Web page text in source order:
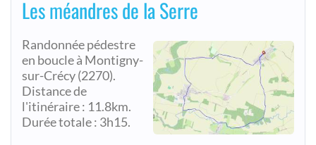
Les méandres de la Serre
Randonnée pédestre
en boucle à Montigny-
sur-Crécy (2270).
Distance de
l'itinéraire : 11.8km.
Durée totale : 3h15.